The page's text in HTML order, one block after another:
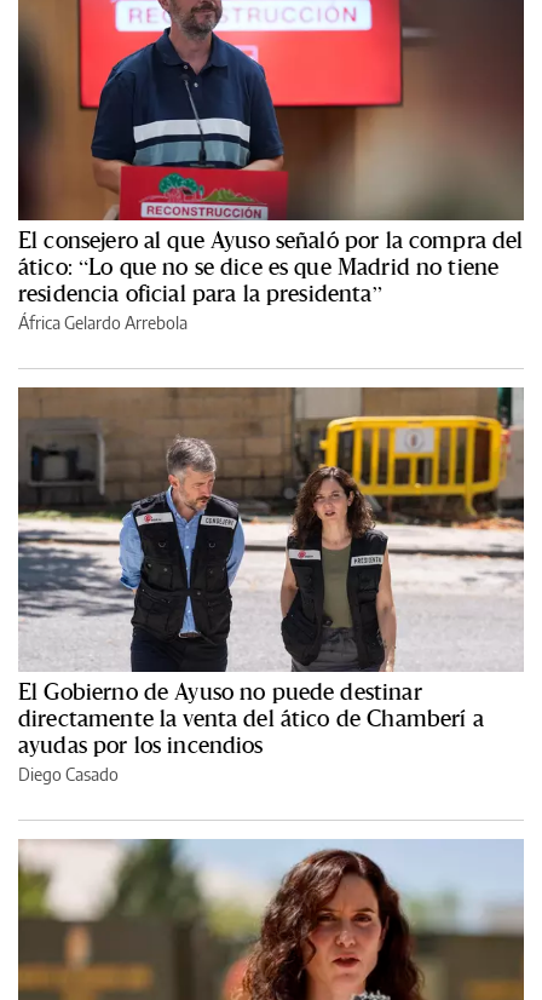
El consejero al que Ayuso señaló por la compra del
ático: “Lo que no se dice es que Madrid no tiene
residencia oficial para la presidenta”
África Gelardo Arrebola
El Gobierno de Ayuso no puede destinar
directamente la venta del ático de Chamberí a
ayudas por los incendios
Diego Casado